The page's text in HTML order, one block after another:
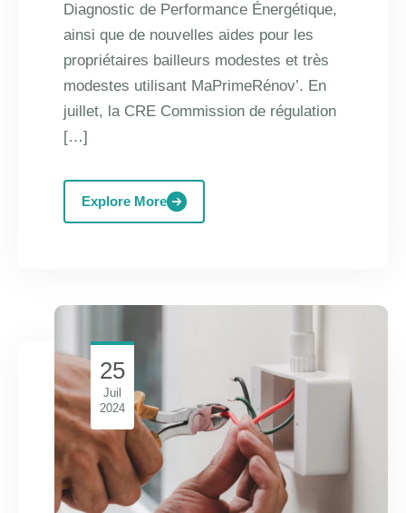
Diagnostic de Performance Énergétique,
ainsi que de nouvelles aides pour les
propriétaires bailleurs modestes et très
modestes utilisant MaPrimeRénov’. En
juillet, la CRE Commission de régulation
[…]
Explore More
25
Juil
2024